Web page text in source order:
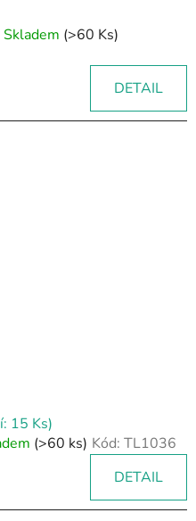
Skladem (>60 Ks)
DETAIL
15 Ks)
(>60 ks) Kód: TL1036
DETAIL